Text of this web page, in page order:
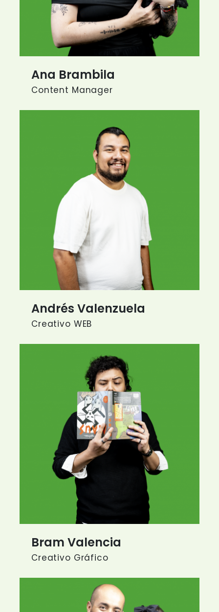
Ana Brambila
Content Manager
Andrés Valenzuela
Creativo WEB
Bram Valencia
Creativo Gráfico